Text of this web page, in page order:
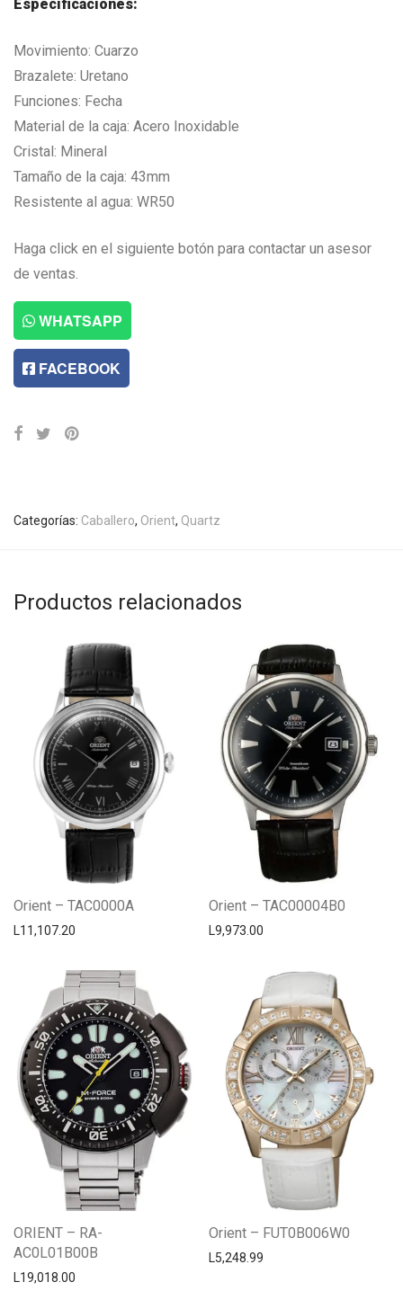
L3,292.00.
Especificaciones:
Movimiento: Cuarzo
Brazalete: Uretano
Funciones: Fecha
Material de la caja: Acero Inoxidable
Cristal: Mineral
Tamaño de la caja: 43mm
Resistente al agua: WR50
Haga click en el siguiente botón para contactar un asesor
de ventas.
WHATSAPP
FACEBOOK
Categorías: Caballero, Orient, Quartz
Productos relacionados
Orient – TAC0000A
L11,107.20
Orient – TAC00004B0
L9,973.00
ORIENT – RA-
AC0L01B00B
L19,018.00
Orient – FUT0B006W0
L5,248.99